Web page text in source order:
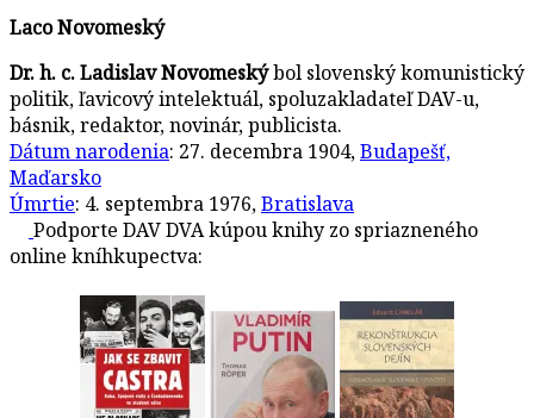
Laco Novomeský
Dr. h. c. Ladislav Novomeskýbol slovenský komunistický
politik, ľavicový intelektuál, spoluzakladateľ DAV-u,
básnik, redaktor, novinár, publicista.
Dátum narodenia: 27. decembra 1904,Budapešť,
Maďarsko
Úmrtie: 4. septembra 1976,Bratislava
Podporte DAV DVA kúpou knihy zo spriazneného
online kníhkupectva: